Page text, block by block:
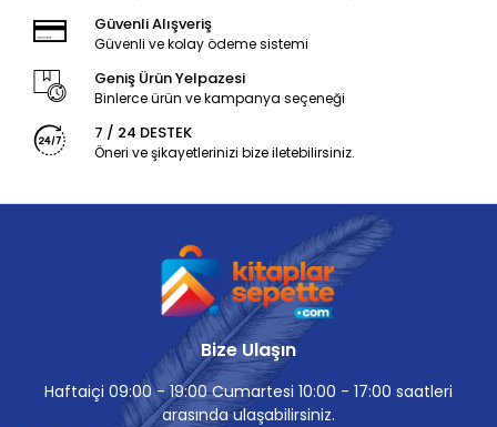
Güvenli Alışveriş
Güvenli ve kolay ödeme sistemi
Geniş Ürün Yelpazesi
Binlerce ürün ve kampanya seçeneği
7 / 24 DESTEK
Öneri ve şikayetlerinizi bize iletebilirsiniz.
Bize Ulaşın
Haftaiçi 09:00 - 19:00 Cumartesi 10:00 - 17:00 saatleri
arasında ulaşabilirsiniz.